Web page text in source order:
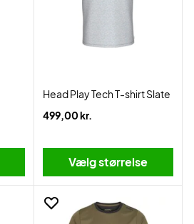
Head Play Tech T-shirt Slate
499,00 kr.
Vælg størrelse